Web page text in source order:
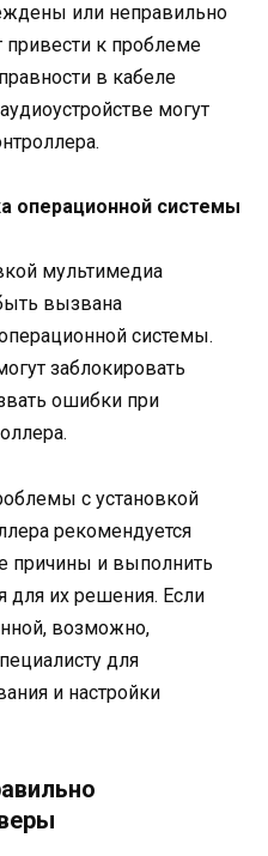
или неправильно
к проблеме
в кабеле
могут
операционной системы
мультимедиа
вызвана
системы.
заблокировать
ошибки при
с установкой
рекомендуется
причины и выполнить
для их решения. Если
возможно,
для
и настройки